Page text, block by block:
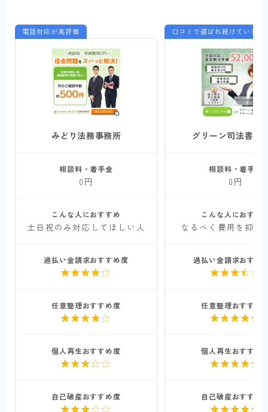
電話対応が高評価
みどり法務事務所
相談料・着手金
0円
こんな人におすすめ
土日祝のみ対応してほしい人
過払い金請求おすすめ度

任意整理おすすめ度

個人再生おすすめ度

自己破産おすすめ度

口コミで選ばれ続けている
グリーン司法書士
相談料・着手金
0円
こんな人におすす
なるべく費用を抑え
過払い金請求おすす

任意整理おすすめ

個人再生おすすめ

自己破産おすすめ
